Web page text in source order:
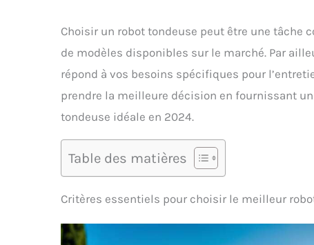
Choisir un robot tondeuse peut être une tâche
de modèles disponibles sur le marché. Par
répond à vos besoins spécifiques pour
prendre la meilleure décision en fournissant
tondeuse idéale en 2024.
Table des matières
Critères essentiels pour choisir le meilleur